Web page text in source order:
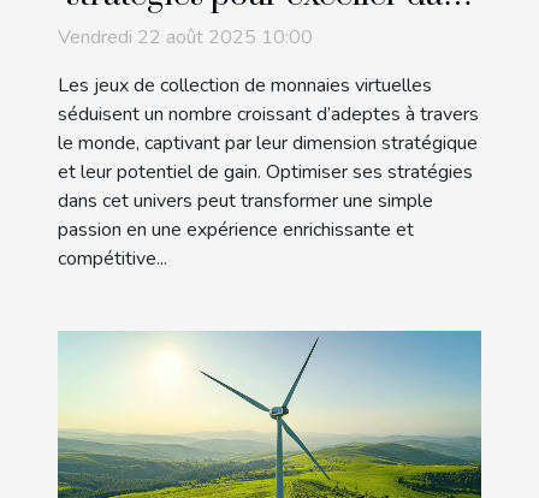
les jeux de collection de
monnaies virtuelles ?
Vendredi 22 août 2025 10:00
Les jeux de collection de monnaies virtuelles
séduisent un nombre croissant d’adeptes à travers
le monde, captivant par leur dimension stratégique
et leur potentiel de gain. Optimiser ses stratégies
dans cet univers peut transformer une simple
passion en une expérience enrichissante et
compétitive...